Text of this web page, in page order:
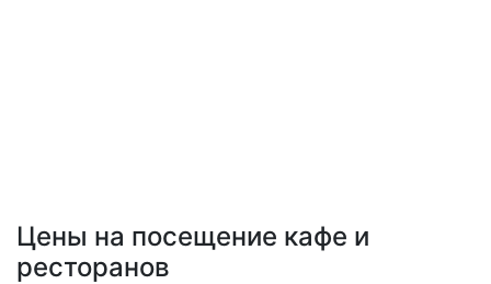
Цены на посещение кафе и
ресторанов